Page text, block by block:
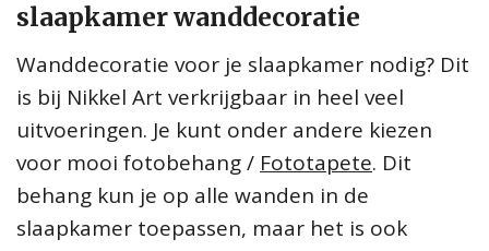
slaapkamer wanddecoratie
Wanddecoratie voor je slaapkamer nodig? Dit
is bij Nikkel Art verkrijgbaar in heel veel
uitvoeringen. Je kunt onder andere kiezen
voor mooi fotobehang / Fototapete. Dit
behang kun je op alle wanden in de
slaapkamer toepassen, maar het is ook